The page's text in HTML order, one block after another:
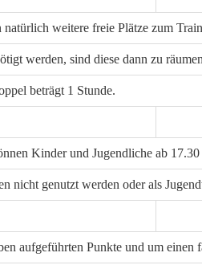
weitere freie Plätze zum
werden, sind diese dann zu
beträgt 1 Stunde.
Kinder und Jugendliche ab
nicht genutzt werden oder als
aufgeführten Punkte und um einen